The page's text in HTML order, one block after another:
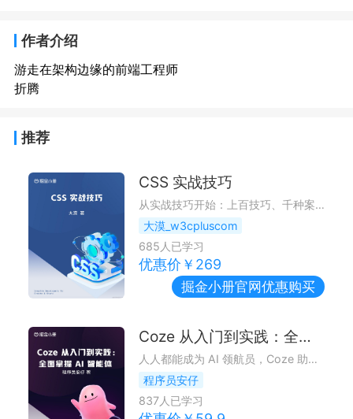
作者介绍
游走在架构边缘的前端工程师
折腾
推荐
CSS 实战技巧
从实战技巧开始：上百技巧、千种案例，轻松应对复杂场景
大漠_w3cpluscom
685 人已学习
优惠价￥ 269
掘金小册官网优惠购买
Coze 从入门到实践：全面掌握 AI 智能体
人人都能成为 AI 领航员，Coze 助你掌舵 AI 智能体
程序员安仔
837人已学习